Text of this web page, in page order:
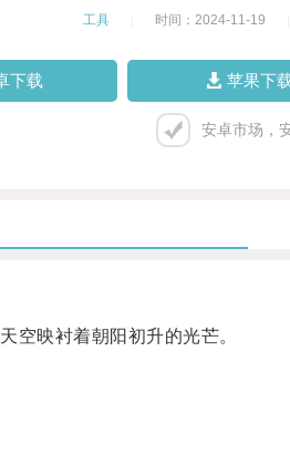
工具 时间：2024-11-19
下载 苹果下
安卓市场，
映衬着朝阳初升的光芒。